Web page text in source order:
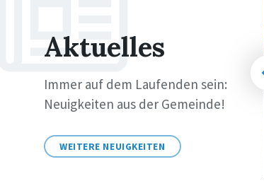
Aktuelles
Immer auf dem Laufenden sein:
Neuigkeiten aus der Gemeinde!
WEITERE NEUIGKEITEN
Weiter geht es mit
29. Juni 2026 inALLGEMEIN